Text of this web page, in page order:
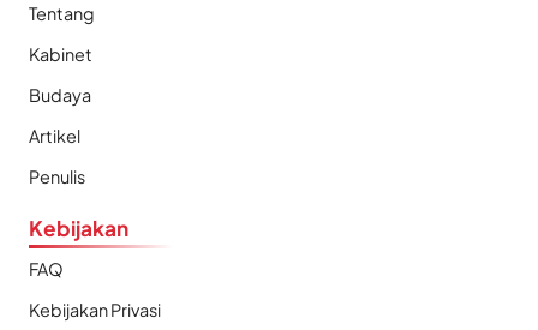
Tentang
Kabinet
Budaya
Artikel
Penulis
Kebijakan
FAQ
Kebijakan Privasi